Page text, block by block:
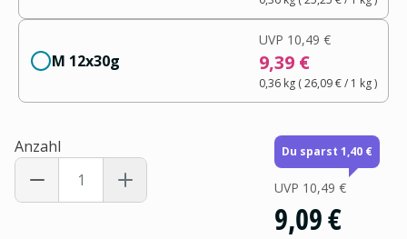
M 12x30g
UVP 10,49 €
9,39 €
0,36 kg(26,09 €/ 1 kg)
Anzahl Du sparst 1,40 €
UVP 10,49 €
9,09 €